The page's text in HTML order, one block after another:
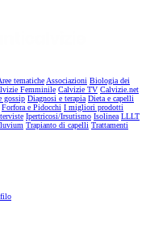
tematicheAssociazioni Biologia dei
Femminile Calvizie TV Calvizie.net
gossip Diagnosi e terapia Dieta e capelli
Forfora e Pidocchi I migliori prodotti
Ipertricosi/Irsutismo Isolinea LLLT
Trapianto di capelli Trattamenti